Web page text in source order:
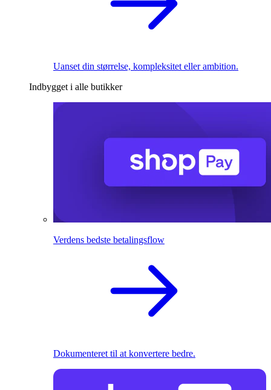
Uanset din størrelse, kompleksitet eller ambition.
Indbygget i alle butikker
Verdens bedste betalingsflow
Dokumenteret til at konvertere bedre.